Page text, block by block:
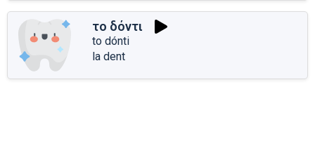
το δόντι
to dónti
la dent